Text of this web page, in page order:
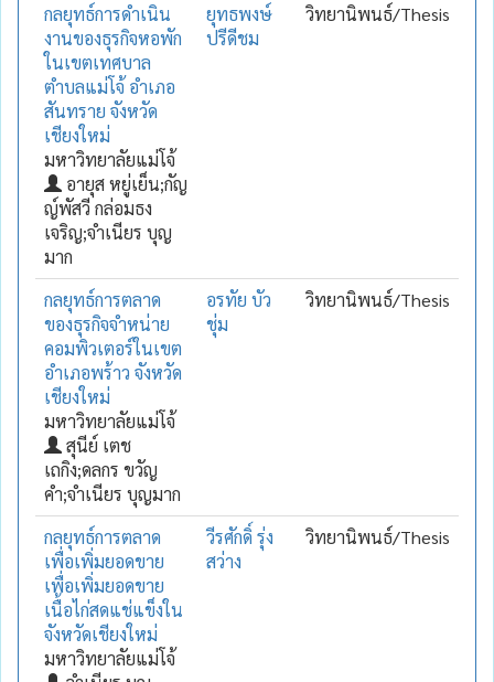
กลยุทธ์การดำเนิน
งานของธุรกิจหอพัก
ในเขตเทศบาล
ตำบลแม่โจ้ อำเภอ
สันทราย จังหวัด
เชียงใหม่
มหาวิทยาลัยแม่โจ้
อายุส หยู่เย็น;กัญ
ญ์พัสวี กล่อมธง
เจริญ;จำเนียร บุญ
มาก
ยุทธพงษ์
ปรีดีชม
วิทยานิพนธ์/Thesis
กลยุทธ์การตลาด
ของธุรกิจจำหน่าย
คอมพิวเตอร์ในเขต
อำเภอพร้าว จังหวัด
เชียงใหม่
มหาวิทยาลัยแม่โจ้
สุนีย์ เตช
เถกิง;ดลกร ขวัญ
คำ;จำเนียร บุญมาก
อรทัย บัว
ชุ่ม
วิทยานิพนธ์/Thesis
กลยุทธ์การตลาด
เพื่อเพิ่มยอดขาย
เพื่อเพิ่มยอดขาย
เนื้อไก่สดแช่แข็งใน
จังหวัดเชียงใหม่
มหาวิทยาลัยแม่โจ้
วีรศักดิ์ รุ่ง
สว่าง
วิทยานิพนธ์/Thesis